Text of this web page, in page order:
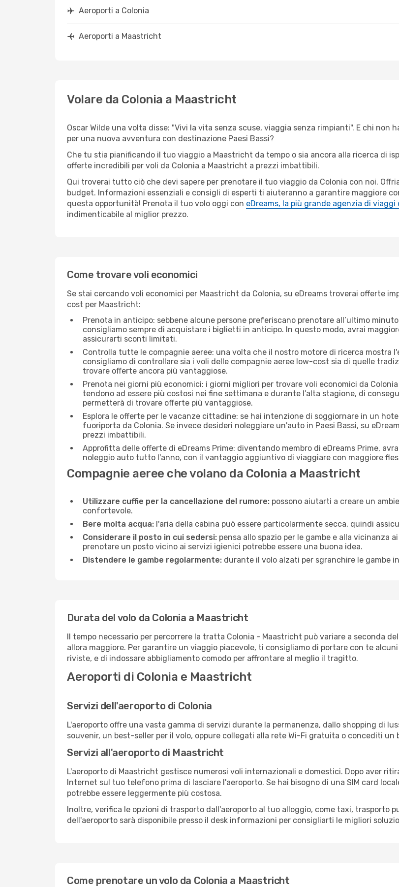
Aeroporti a Colonia
Aeroporti a Maastricht
Volare da Colonia a Maastricht
Oscar Wilde una volta disse: "Vivi la vita senza scuse, viaggia senza rimpianti". E chi non
per una nuova avventura con destinazione Paesi Bassi?
Che tu stia pianificando il tuo viaggio a Maastricht da tempo o sia ancora alla ricerca di
offerte incredibili per voli da Colonia a Maastricht a prezzi imbattibili.
Qui troverai tutto ciò che devi sapere per prenotare il tuo viaggio da Colonia con noi.
budget. Informazioni essenziali e consigli di esperti ti aiuteranno a garantire maggiore
questa opportunità! Prenota il tuo volo oggi con eDreams, la più grande agenzia di viaggi
indimenticabile al miglior prezzo.
Come trovare voli economici
Se stai cercando voli economici per Maastricht da Colonia, su eDreams troverai offerte
cost per Maastricht:
Prenota in anticipo: sebbene alcune persone preferiscano prenotare all’ultimo
consigliamo sempre di acquistare i biglietti in anticipo. In questo modo, avrai
assicurarti sconti limitati.
Controlla tutte le compagnie aeree: una volta che il nostro motore di ricerca mostra
consigliamo di controllare sia i voli delle compagnie aeree low-cost sia di quelle
trovare offerte ancora più vantaggiose.
Prenota nei giorni più economici: i giorni migliori per trovare voli economici da
tendono ad essere più costosi nei fine settimana e durante l’alta stagione, di
permetterà di trovare offerte più vantaggiose.
Esplora le offerte per le vacanze cittadine: se hai intenzione di soggiornare in un
fuoriporta da Colonia. Se invece desideri noleggiare un'auto in Paesi Bassi, su
prezzi imbattibili.
Approfitta delle offerte di eDreams Prime: diventando membro di eDreams Prime,
noleggio auto tutto l'anno, con il vantaggio aggiuntivo di viaggiare con maggiore
Compagnie aeree che volano da Colonia a Maastricht
Utilizzare cuffie per la cancellazione del rumore: possono aiutarti a creare un
confortevole.
Bere molta acqua: l'aria della cabina può essere particolarmente secca, quindi
Considerare il posto in cui sedersi: pensa allo spazio per le gambe e alla vicinanza
prenotare un posto vicino ai servizi igienici potrebbe essere una buona idea.
Distendere le gambe regolarmente: durante il volo alzati per sgranchire le gambe
Durata del volo da Colonia a Maastricht
Il tempo necessario per percorrere la tratta Colonia - Maastricht può variare a seconda
allora maggiore. Per garantire un viaggio piacevole, ti consigliamo di portare con te
riviste, e di indossare abbigliamento comodo per affrontare al meglio il tragitto.
Aeroporti di Colonia e Maastricht
Servizi dell'aeroporto di Colonia
L'aeroporto offre una vasta gamma di servizi durante la permanenza, dallo shopping di
souvenir, un best-seller per il volo, oppure collegati alla rete Wi-Fi gratuita o concediti un
Servizi all'aeroporto di Maastricht
L'aeroporto di Maastricht gestisce numerosi voli internazionali e domestici. Dopo aver
Internet sul tuo telefono prima di lasciare l'aeroporto. Se hai bisogno di una SIM card
potrebbe essere leggermente più costosa.
Inoltre, verifica le opzioni di trasporto dall'aeroporto al tuo alloggio, come taxi, trasporto
dell'aeroporto sarà disponibile presso il desk informazioni per consigliarti le migliori
Come prenotare un volo da Colonia a Maastricht